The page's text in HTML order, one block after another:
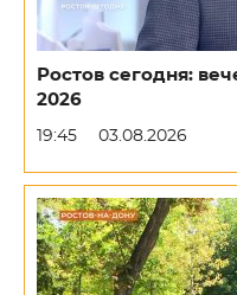
Ростов сегодня:
2026
19:45 03.08.2026